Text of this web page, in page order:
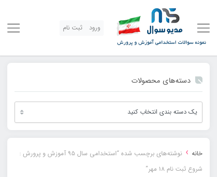
ورود ثبت نام
دسته‌های محصولات
خانه ›
نوشته‌های برچسب شده “استخدامی سال 95 آموزش و پرورش :
شروع ثبت نام 18 مهر”